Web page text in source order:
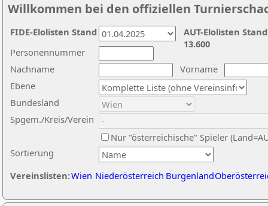
Willkommen bei den offiziellen
Nachname
Vorname
Ebene
Sortierung
Personennummer
Bundesland
Spgem./Kreis/Verein
Nur "österreichische" Spieler
Vereinslisten:Wien Niederösterreich Burgenland
AUT-Elolisten
13.600
FIDE-Elolisten Stand